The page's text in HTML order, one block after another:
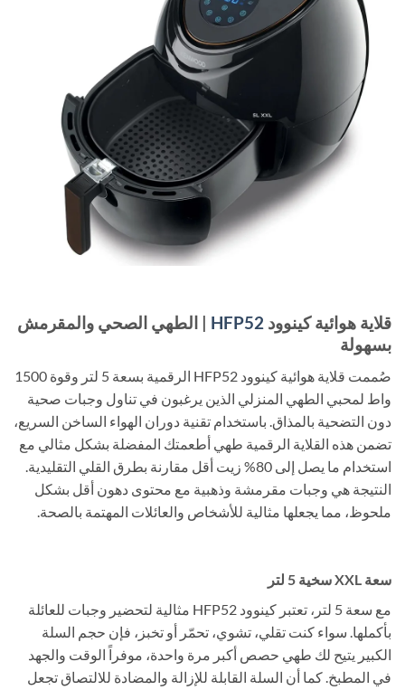
قلاية هوائية كينوود HFP52 | الطهي الصحي والمقرمش
بسهولة
صُممت قلاية هوائية كينوود HFP52 الرقمية بسعة 5 لتر وقوة 1500
واط لمحبي الطهي المنزلي الذين يرغبون في تناول وجبات صحية
دون التضحية بالمذاق. باستخدام تقنية دوران الهواء الساخن السريع،
تضمن هذه القلاية الرقمية طهي أطعمتك المفضلة بشكل مثالي مع
استخدام ما يصل إلى 80% زيت أقل مقارنة بطرق القلي التقليدية.
النتيجة هي وجبات مقرمشة وذهبية مع محتوى دهون أقل بشكل
ملحوظ، مما يجعلها مثالية للأشخاص والعائلات المهتمة بالصحة.
سعة XXL سخية 5 لتر
مع سعة 5 لتر، تعتبر كينوود HFP52 مثالية لتحضير وجبات للعائلة
بأكملها. سواء كنت تقلي، تشوي، تحمّر أو تخبز، فإن حجم السلة
الكبير يتيح لك طهي حصص أكبر مرة واحدة، موفراً الوقت والجهد
في المطبخ. كما أن السلة القابلة للإزالة والمضادة للالتصاق تجعل